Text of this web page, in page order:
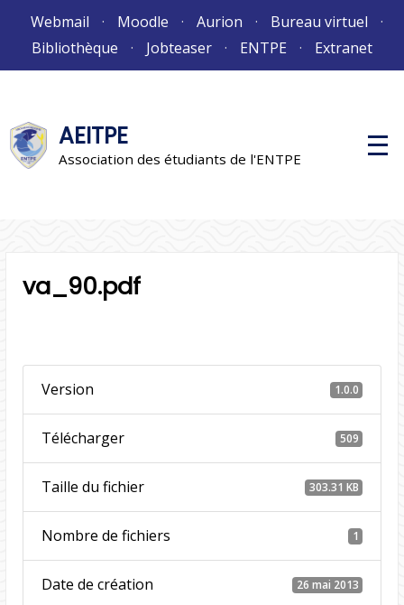
Webmail Moodle Aurion
Bureau virtuel
Bibliothèque
Jobteaser ENTPE Extranet
AEITPE
Association des étudiants de l'ENTPE
M
e
va_90.pdf
Version 1.0.0
Télécharger 509
Taille du fichier 303.31 KB
Nombre de fichiers 1
Date de création 26 mai 2013